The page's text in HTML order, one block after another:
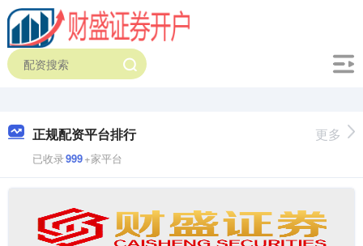
正规配资平台排行
已收录999+家平台
更多